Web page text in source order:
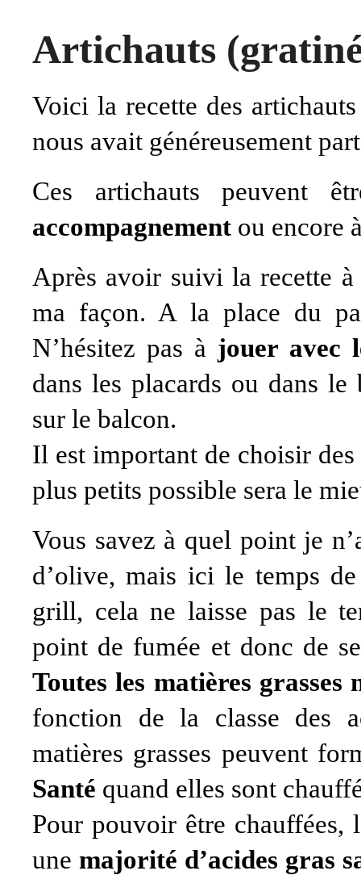
Artichauts
Voici la recette des
nous avait généreusement
Ces artichauts peuvent
accompagnement ou encore
Après avoir suivi la recette
ma façon. A la place du
N’hésitez pas à jouer avec
dans les placards ou dans
sur le balcon.
Il est important de choisir des
plus petits possible sera le
Vous savez à quel point je
d’olive, mais ici le temps
grill, cela ne laisse pas le
point de fumée et donc de
Toutes les matières grasses
fonction de la classe des
matières grasses peuvent
Santé quand elles sont
Pour pouvoir être chauffées,
une majorité d’acides gras